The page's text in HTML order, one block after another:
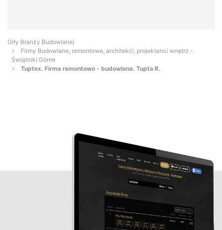
Orły Branży Budowlanej
Firmy Budowlane, remontowe, architekci, projektanci wnętrz -
Świątniki Górne
Tuptex. Firma remontowo - budowlana. Tupta R.